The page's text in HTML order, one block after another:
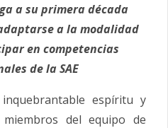
a su primera década
a la modalidad
en competencias
de la SAE
espíritu y
del equipo de